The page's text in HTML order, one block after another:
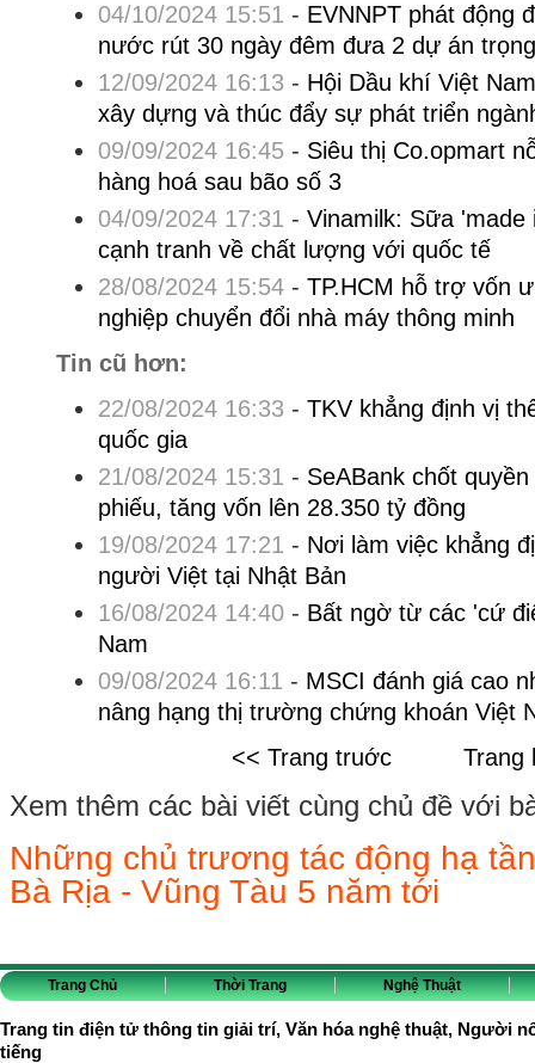
04/10/2024 15:51 - EVNNPT phát động
nước rút 30 ngày đêm đưa 2 dự án
12/09/2024 16:13 - Hội Dầu khí Việt
xây dựng và thúc đẩy sự phát triển
09/09/2024 16:45- Siêu thị Co.opmart
hàng hoá sau bão số 3
04/09/2024 17:31 - Vinamilk: Sữa 'made
cạnh tranh về chất lượng với quốc tế
28/08/2024 15:54- TP.HCM hỗ trợ vốn
nghiệp chuyển đổi nhà máy thông minh
Tin cũ hơn:
22/08/2024 16:33 - TKV khẳng định vị
quốc gia
21/08/2024 15:31 - SeABank chốt
phiếu, tăng vốn lên 28.350 tỷ đồng
19/08/2024 17:21 - Nơi làm việc khẳng
người Việt tại Nhật Bản
16/08/2024 14:40- Bất ngờ từ các 'cứ
Nam
09/08/2024 16:11 - MSCI đánh giá cao
nâng hạng thị trường chứng khoán Việt
<< Trang truớc
Trang
Xem thêm các bài viết cùng chủ đề với
Những chủ trương tác động hạ
Bà Rịa - Vũng Tàu 5 năm tới
Trang Chủ Thời Trang Nghệ Thuật
Trang tin điện tử thông tin giải trí, Văn hóa nghệ thuật, Người
tiếng